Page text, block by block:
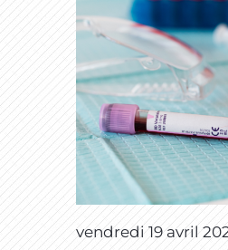
vendredi 19 avril